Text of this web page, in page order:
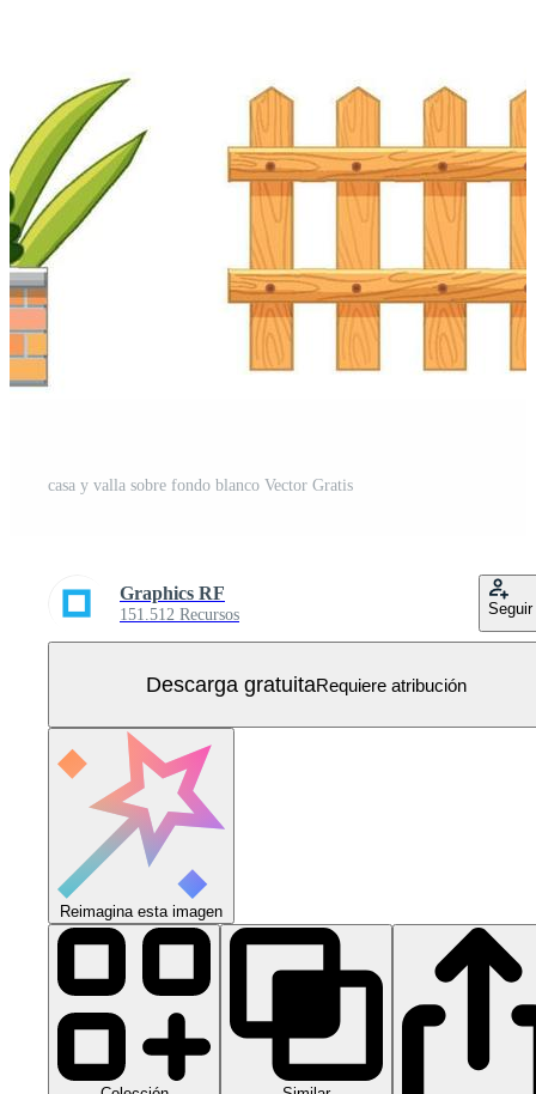
casa y valla sobre fondo blanco Vector Gratis
Graphics RF
151.512 Recursos Seguir
Descarga gratuitaRequiere atribución
Reimagina esta imagen